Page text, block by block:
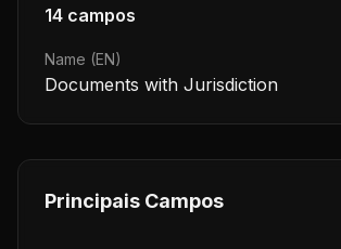
14 campos
Name (EN)
Documents with Jurisdiction
Principais Campos